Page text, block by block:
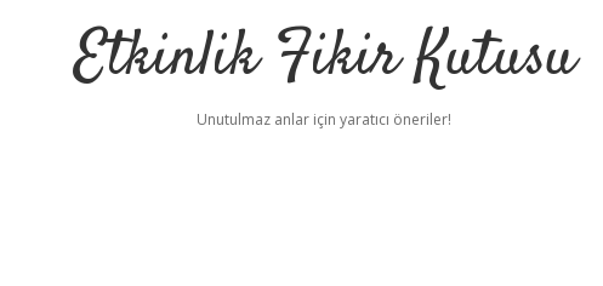
Etkinlik Fikir Kutusu
Unutulmaz anlar için yaratıcı öneriler!